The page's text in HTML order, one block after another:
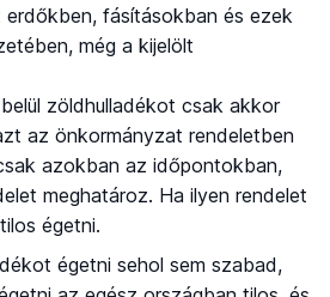
fásításokban és ezek
még a kijelölt
zöldhulladékot csak akkor
az önkormányzat rendeletben
azokban az időpontokban,
meghatároz. Ha ilyen rendelet
égetni.
égetni sehol sem szabad,